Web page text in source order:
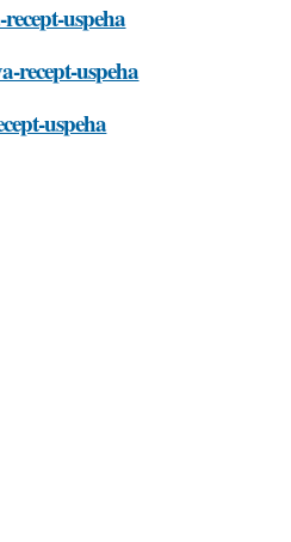
uspeha
recept-uspeha
uspeha